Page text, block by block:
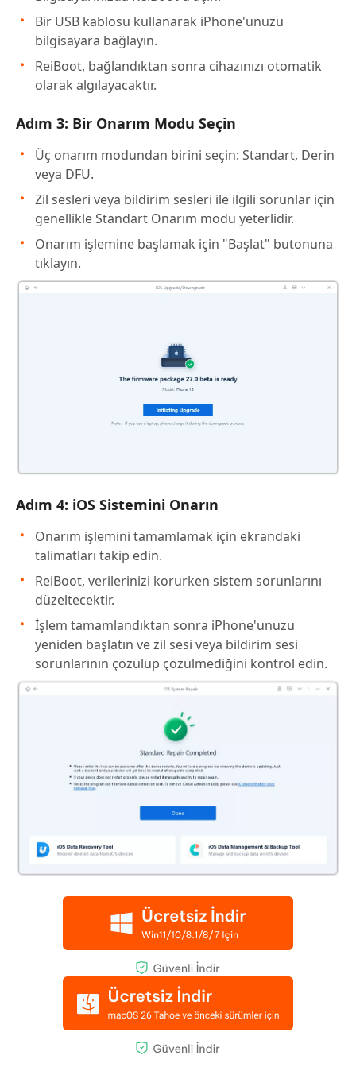
Bir USB kablosu kullanarak iPhone'unuzu
bilgisayara bağlayın.
ReiBoot, bağlandıktan sonra cihazınızı otomatik
olarak algılayacaktır.
Adım 3: Bir Onarım Modu Seçin
Üç onarım modundan birini seçin: Standart, Derin
veya DFU.
Zil sesleri veya bildirim sesleri ile ilgili sorunlar için
genellikle Standart Onarım modu yeterlidir.
Onarım işlemine başlamak için "Başlat" butonuna
tıklayın.
Adım 4: iOS Sistemini Onarın
Onarım işlemini tamamlamak için ekrandaki
talimatları takip edin.
ReiBoot, verilerinizi korurken sistem sorunlarını
düzeltecektir.
İşlem tamamlandıktan sonra iPhone'unuzu
yeniden başlatın ve zil sesi veya bildirim sesi
sorunlarının çözülüp çözülmediğini kontrol edin.